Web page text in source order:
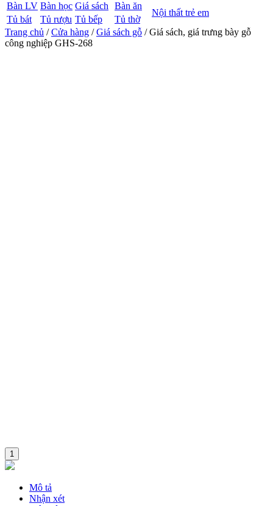
Bàn LV Bàn học Giá sách Bàn ăn
Nội thất trẻ em
Tủ bát Tủ rượu Tủ bếp
Tủ thờ
Trang chủ /Cửa hàng /Giá sách gỗ / Giá sách, giá trưng bày gỗ
công nghiệp GHS-268
1
Mô tả
Nhận xét